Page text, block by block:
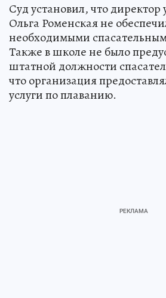
Суд установил, что
Ольга Роменская не
необходимыми
Также в школе не было
штатной должности
что организация
услуги по плаванию.